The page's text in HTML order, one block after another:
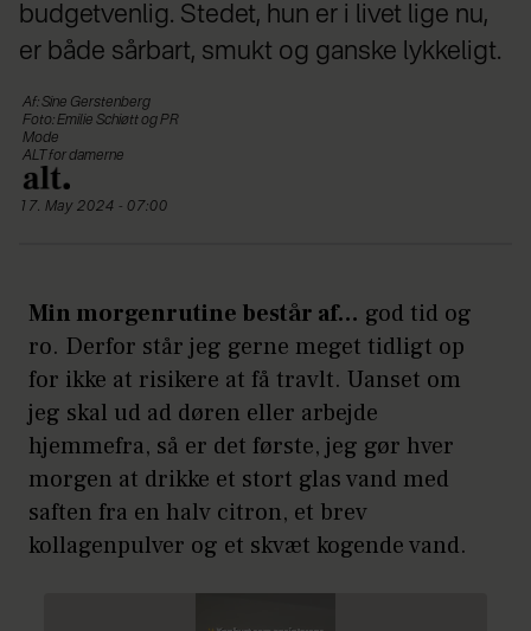
budgetvenlig. Stedet, hun er i livet lige nu,
er både sårbart, smukt og ganske lykkeligt.
Af: Sine Gerstenberg
Foto: Emilie Schiøtt og PR
Mode
ALT for damerne
17. May 2024 - 07:00
Min morgenrutine består af… god tid og
ro. Derfor står jeg gerne meget tidligt op
for ikke at risikere at få travlt. Uanset om
jeg skal ud ad døren eller arbejde
hjemmefra, så er det første, jeg gør hver
morgen at drikke et stort glas vand med
saften fra en halv citron, et brev
kollagenpulver og et skvæt kogende vand.